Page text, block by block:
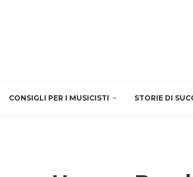
CONSIGLI PER I MUSICISTI STORIE DI